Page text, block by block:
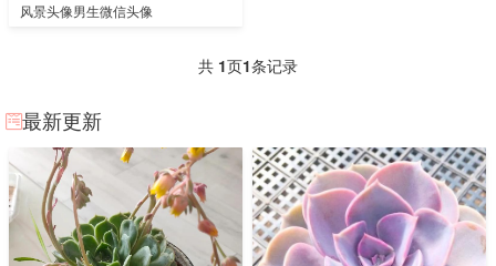
风景头像男生微信头像
共 1页1条记录
最新更新